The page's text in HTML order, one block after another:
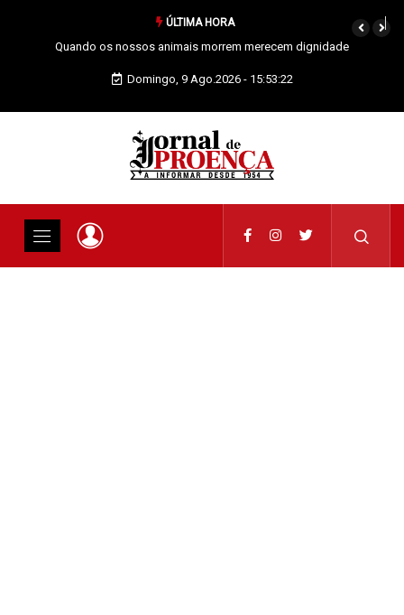
ÚLTIMA HORA
dignidade Vai Acontecer XIX Domingo Tempo Comum
Domingo, 9 Ago.2026 - 15:53:22